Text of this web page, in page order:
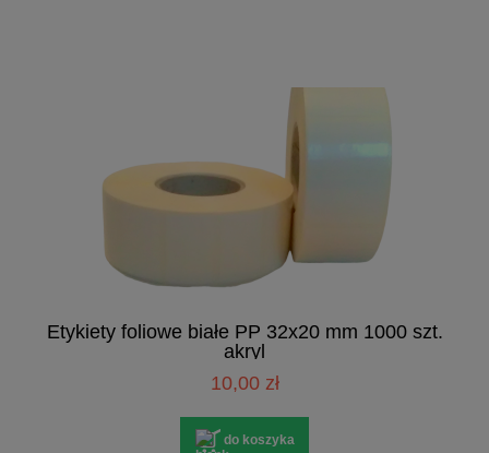
Etykiety foliowe białe PP 32x20 mm 1000 szt.
akryl
10,00 zł
do koszyka